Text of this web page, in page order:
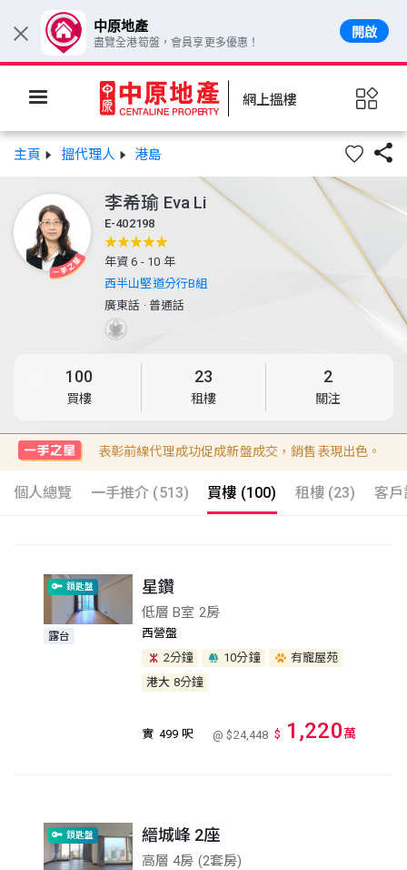
網上搵樓
主頁 搵代理人 港島 
李希瑜 Eva Li
E-402198
年資 6 - 10 年
西半山堅道分行B組
廣東話 ·普通話
100
買樓
23
租樓
2
關注
表彰前線代理成功促成新盤成交，銷售表現出色。
個人總覽 一手推介 (513) 買樓 (100) 租樓 (23) 客
鎖匙盤
露台
星鑽
低層 B室 2房
西營盤
2分鐘
10分鐘
有寵屋苑
港大 8分鐘
實 499 呎 @ $24,448 $ 1,220萬
鎖匙盤 縉城峰 2座
高層 4房 (2套房)
× 中原地產
盡覽全港筍盤，會員享更多優惠！
開啟